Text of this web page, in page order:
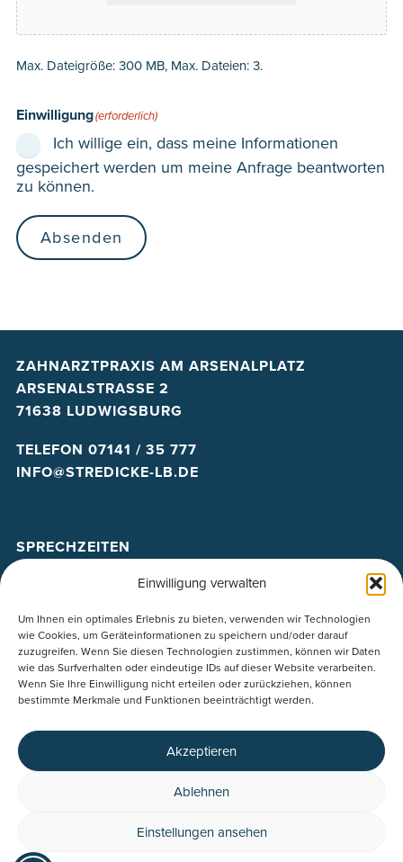
Einwilligung verwalten
Um Ihnen ein optimales Erlebnis zu bieten, verwenden wir Technologien
wie Cookies, um Geräteinformationen zu speichern und/oder darauf
zuzugreifen. Wenn Sie diesen Technologien zustimmen, können wir Daten
wie das Surfverhalten oder eindeutige IDs auf dieser Website verarbeiten.
Wenn Sie Ihre Einwilligung nicht erteilen oder zurückziehen, können
bestimmte Merkmale und Funktionen beeinträchtigt werden.
Akzeptieren
Ablehnen
Einstellungen ansehen
Max. Dateigröße: 300 MB, Max. Dateien: 3.
Einwilligung(erforderlich)
Ich willige ein, dass meine Informationen
gespeichert werden um meine Anfrage beantworten
zu können.
Absenden
ZAHNARZTPRAXIS AM ARSENALPLATZ
ARSENALSTRASSE 2
71638 LUDWIGSBURG
TELEFON 07141 / 35 777
INFO@STREDICKE-LB.DE
SPRECHZEITEN
8 – 12:30 UND 14 – 18
IMPRESSUM
DATENSCHUTZ
BARRIEREFREIHEITSERKLÄRUNG
COOKIE-RICHTLINIE (EU)